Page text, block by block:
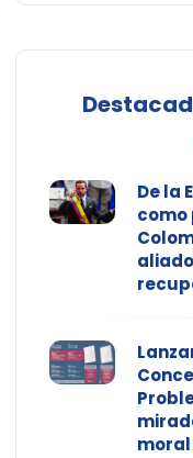
De la
como
moral